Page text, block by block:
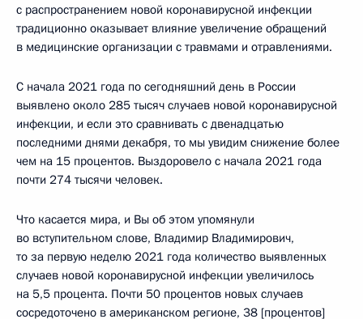
с распространением новой коронавирусной инфекции
традиционно оказывает влияние увеличение обращений
в медицинские организации с травмами и отравлениями.
С начала 2021 года по сегодняшний день в России
выявлено около 285 тысяч случаев новой коронавирусной
инфекции, и если это сравнивать с двенадцатью
последними днями декабря, то мы увидим снижение более
чем на 15 процентов. Выздоровело с начала 2021 года
почти 274 тысячи человек.
Что касается мира, и Вы об этом упомянули
во вступительном слове, Владимир Владимирович,
то за первую неделю 2021 года количество выявленных
случаев новой коронавирусной инфекции увеличилось
на 5,5 процента. Почти 50 процентов новых случаев
сосредоточено в американском регионе, 38 [процентов]